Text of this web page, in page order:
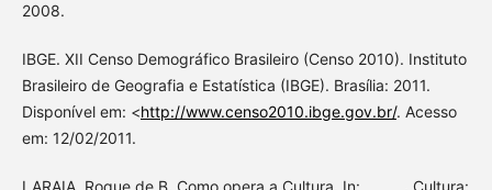
2008.
IBGE. XII Censo Demográfico Brasileiro (Censo 2010). Instituto
Brasileiro de Geografia e Estatística (IBGE). Brasília: 2011.
Disponível em: <http://www.censo2010.ibge.gov.br/. Acesso
em: 12/02/2011.